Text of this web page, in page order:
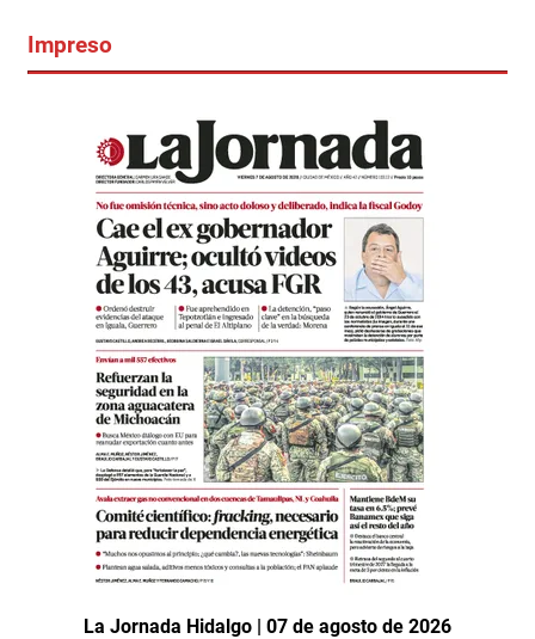
Impreso
La Jornada Hidalgo | 07 de agosto de 2026